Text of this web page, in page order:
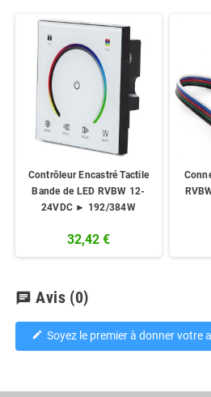
Contrôleur Encastré Tactile
Bande de LED RVBW 12-
24VDC ► 192/384W
32,42 €
chat Avis (0)
edit Soyez le premier à donner votre